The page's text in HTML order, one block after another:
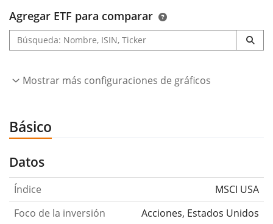
Agregar ETF para comparar
Mostrar más configuraciones de gráficos
Básico
Datos
Índice
MSCI USA
Foco de la inversión
Acciones, Estados Unidos